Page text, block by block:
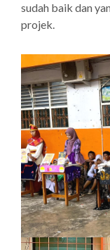
sudah baik dan
projek.